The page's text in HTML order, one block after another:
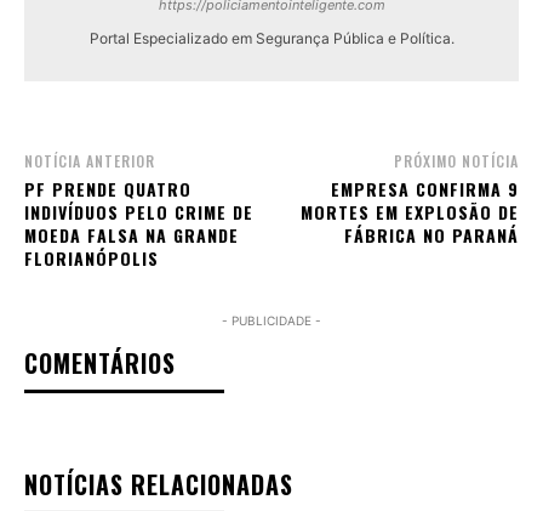
https://policiamentointeligente.com
Portal Especializado em Segurança Pública e Política.
NOTÍCIA ANTERIOR
PF PRENDE QUATRO
INDIVÍDUOS PELO CRIME DE
MOEDA FALSA NA GRANDE
FLORIANÓPOLIS
PRÓXIMO NOTÍCIA
EMPRESA CONFIRMA 9
MORTES EM EXPLOSÃO DE
FÁBRICA NO PARANÁ
- PUBLICIDADE -
COMENTÁRIOS
NOTÍCIAS RELACIONADAS